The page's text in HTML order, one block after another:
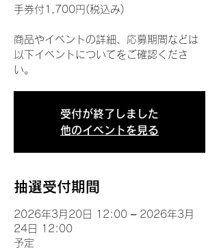
手券付1,700円(税込み)
商品やイベントの詳細、応募期間などは
以下イベントについてをご確認くださ
い。
受付が終了しました
他のイベントを見る
抽選受付期間
2026年3月20日 12:00 – 2026年3月
24日 12:00
予定